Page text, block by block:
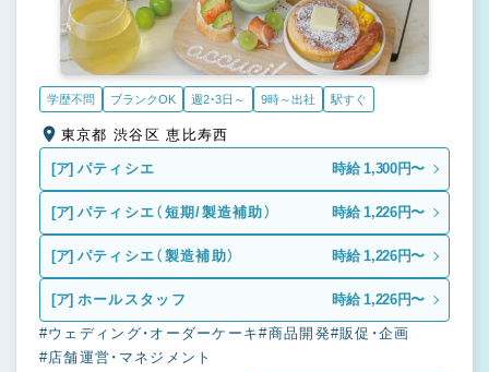
学歴不問 ブランクOK 週2・3日～ 9時～出社 駅すぐ
東京都 渋谷区 恵比寿西
[ア] パティシエ 時給 1,300円〜
[ア] パティシエ（短期/製造補助） 時給 1,226円〜
[ア] パティシエ（製造補助） 時給 1,226円〜
[ア] ホールスタッフ 時給 1,226円〜
#ウェディング・オーダーケーキ#商品開発#販促・企画
#店舗運営・マネジメント